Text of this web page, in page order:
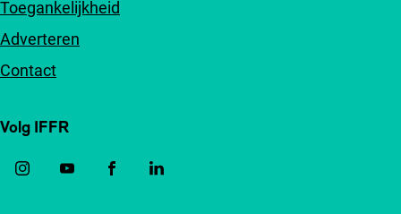
Toegankelijkheid
Adverteren
Contact
Volg IFFR